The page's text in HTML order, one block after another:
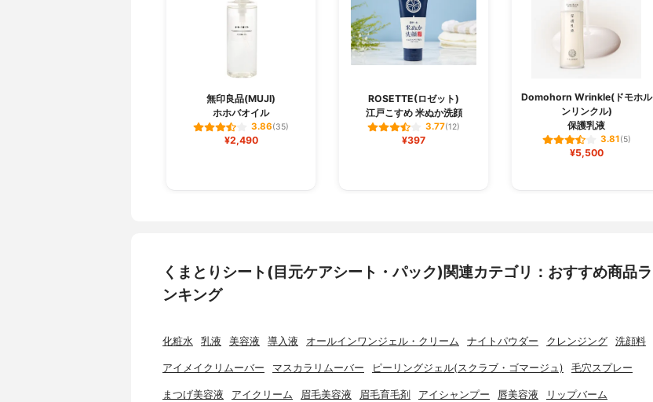
無印良品(MUJI)
ホホバオイル
3.86(35)
¥2,490
ROSETTE(ロゼット)
江戸こすめ 米ぬか洗顔
3.77(12)
¥397
Domohorn Wrinkle(ドモホル
ンリンクル)
保護乳液
3.81(5)
¥5,500
くまとりシート(目元ケアシート・パック)関連カテゴリ：おすすめ商品ラ
ンキング
化粧水 乳液 美容液 導入液 オールインワンジェル・クリーム ナイトパウダー クレンジング 洗顔料
アイメイクリムーバー マスカラリムーバー ピーリングジェル(スクラブ・ゴマージュ) 毛穴スプレー
まつげ美容液 アイクリーム 眉毛美容液 眉毛育毛剤 アイシャンプー 唇美容液 リップバーム